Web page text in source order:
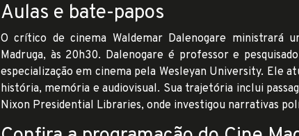
Aulas e bate-papos
O crítico de cinema Waldemar Dalenogare ministrará
Madruga, às 20h30. Dalenogare é professor e
especialização em cinema pela Wesleyan University. Ele
história, memória e audiovisual. Sua trajetória inclui
Nixon Presidential Libraries, onde investigou narrativas